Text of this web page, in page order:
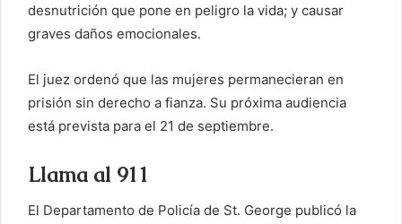
desnutrición que pone en peligro la vida; y causar
graves daños emocionales.
El juez ordenó que las mujeres permanecieran en
prisión sin derecho a fianza. Su próxima audiencia
está prevista para el 21 de septiembre.
Llama al 911
El Departamento de Policía de St. George publicó la